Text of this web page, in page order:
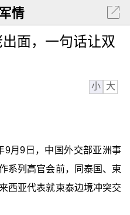
情
面，一句话让双
小 大
9月9日，中国外交部亚洲事
系列高官会前，同泰国、柬
西亚代表就柬泰边境冲突交